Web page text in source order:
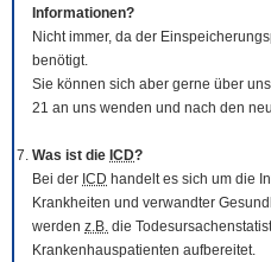
Informationen?
Nicht immer, da der
benötigt.
Sie können sich aber gerne über
21 an uns wenden und nach den
Was ist die ICD?
Bei der ICD handelt es sich um die
Krankheiten und verwandter
werden z.B. die
Krankenhauspatienten aufbereitet.